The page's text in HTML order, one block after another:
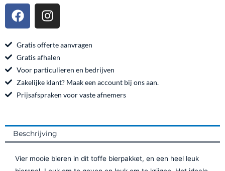
F
a
e
b
o
o
k
I
n
t
a
g
r
a
Gratis offerte aanvragen
Gratis afhalen
Voor particulieren en bedrijven
Zakelijke klant? Maak een account bij ons aan.
Prijsafspraken voor vaste afnemers
Beschrijving
Vier mooie bieren in dit toffe bierpakket, en een heel leuk